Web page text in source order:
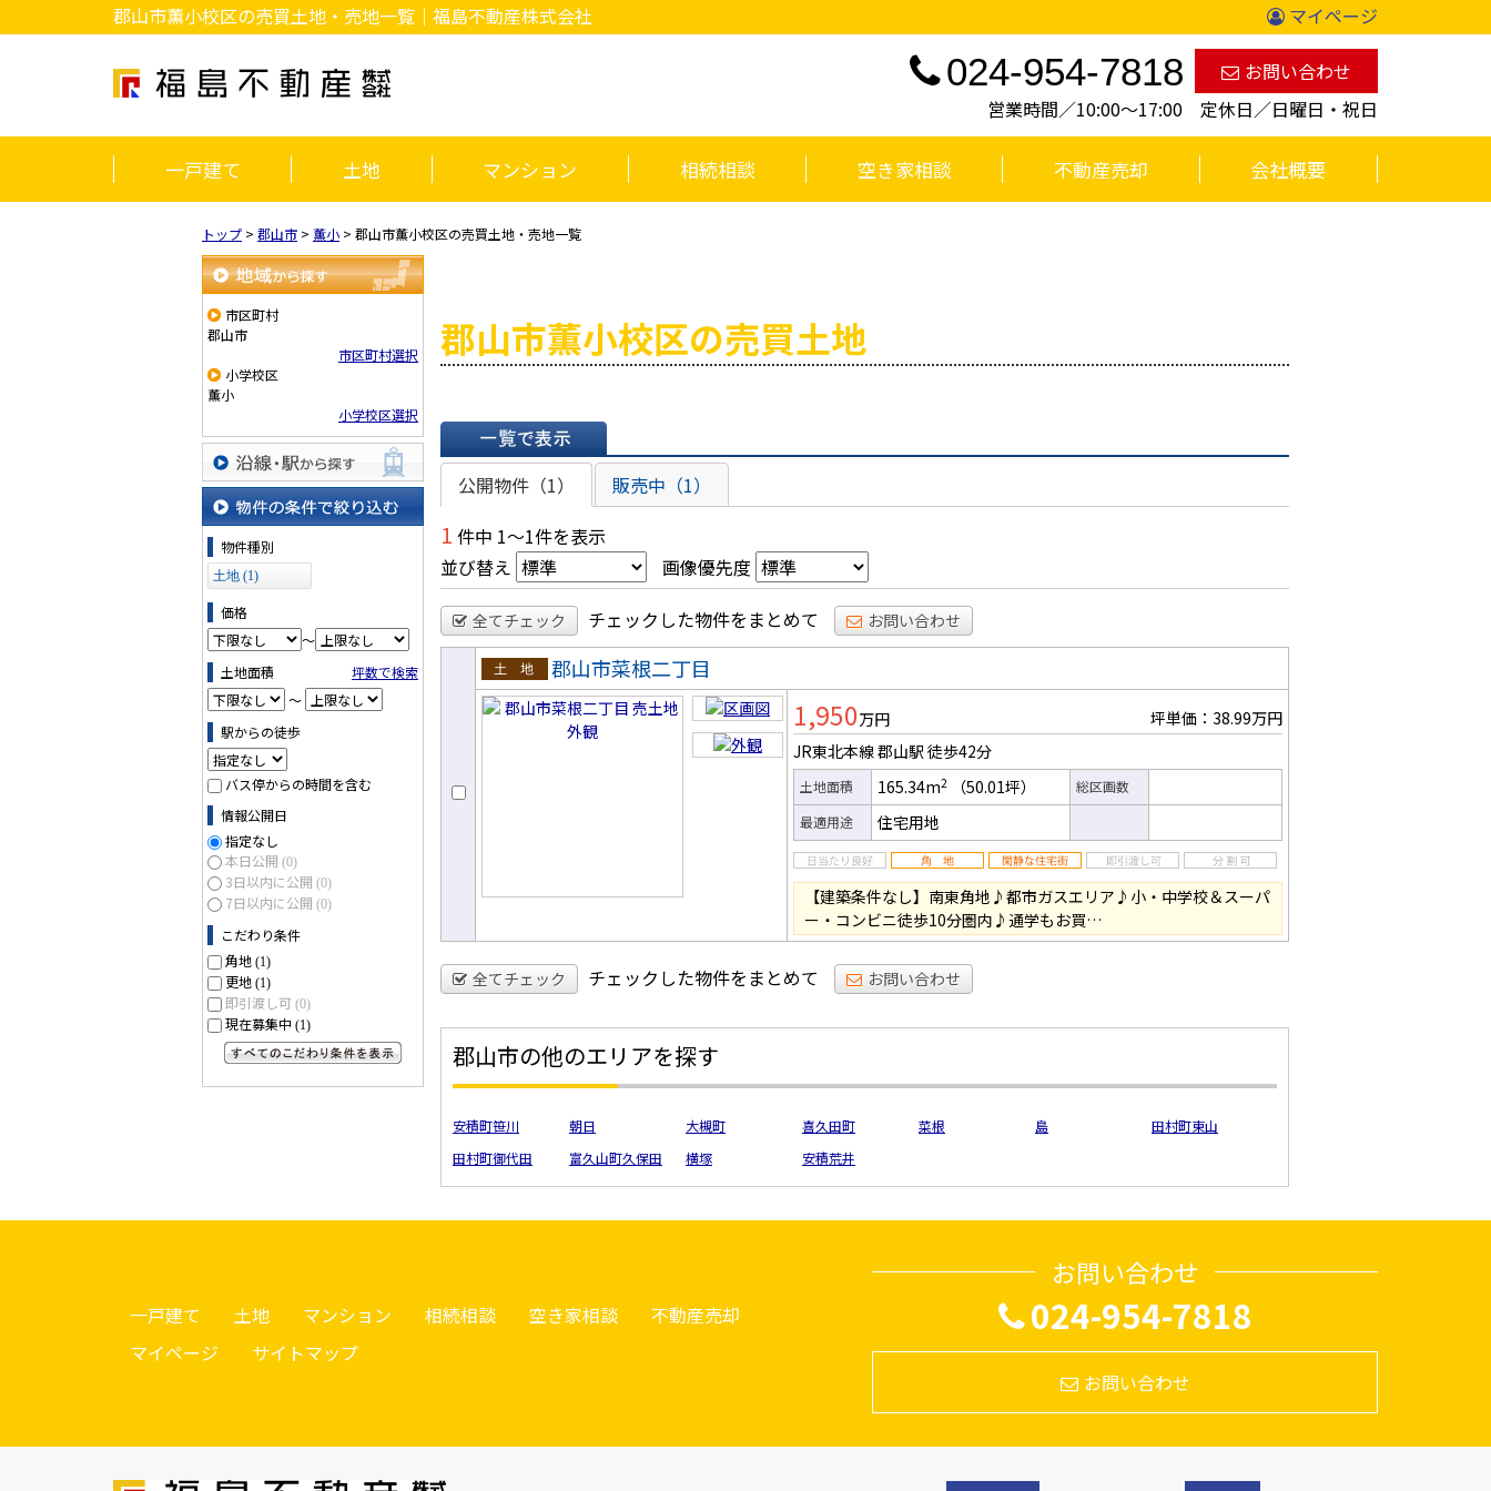
郡山市薫小校区の売買土地・売地一覧｜福島不動産株式会社 マイページ
024-954-7818
お問い合わせ
営業時間／10:00〜17:00 定休日／日曜日・祝日
一戸建て 土地 マンション 相続相談 空き家相談 不動産売却 会社概要
トップ > 郡山市 > 薫小 > 郡山市薫小校区の売買土地・売地一覧
地域から探す
市区町村
郡山市
市区町村選択
小学校区
薫小
小学校区選択
沿線・駅から探す
物件の条件で絞り込む
物件種別
土地 (1)
価格
～
土地面積
坪数で検索
～
駅からの徒歩
バス停からの時間を含む
情報公開日
指定なし
本日公開 (0)
3日以内に公開 (0)
7日以内に公開 (0)
こだわり条件
角地 (1)
更地 (1)
即引渡し可 (0)
現在募集中 (1)
郡山市薫小校区の売買土地
一覧で表示
公開物件（1） 販売中（1）
1 件中 1～1件を表示
並び替え
画像優先度
全てチェック チェックした物件をまとめて お問い合わせ
売土地
郡山市菜根二丁目
1,950万円
坪単価：38.99万円
JR東北本線 郡山駅 徒歩42分
土地面積 165.34m2 （50.01坪）
総区画数
最適用途
住宅用地
【建築条件なし】南東角地♪都市ガスエリア♪小・中学校＆スーパ
ー・コンビニ徒歩10分圏内♪通学もお買…
全てチェック チェックした物件をまとめて お問い合わせ
郡山市の他のエリアを探す
安積町笹川 朝日 大槻町 喜久田町 菜根 島
田村町東山
田村町御代田
富久山町久保田 横塚 安積荒井
一戸建て 土地 マンション 相続相談 空き家相談
不動産売却
マイページ
サイトマップ
お問い合わせ
024-954-7818
お問い合わせ